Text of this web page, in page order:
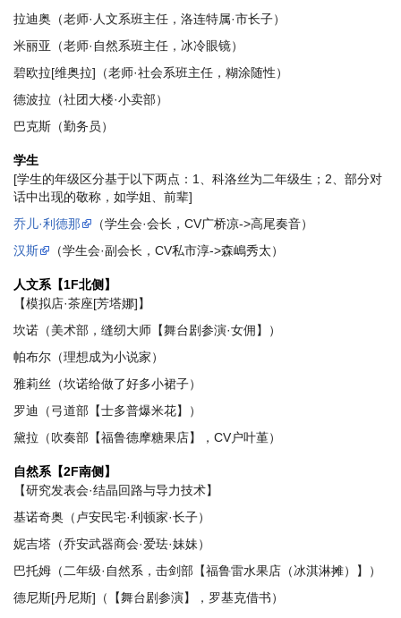
拉迪奥（老师·人文系班主任，洛连特属·市长子）
米丽亚（老师·自然系班主任，冰冷眼镜）
碧欧拉[维奥拉]（老师·社会系班主任，糊涂随性）
德波拉（社团大楼·小卖部）
巴克斯（勤务员）
学生
[学生的年级区分基于以下两点：1、科洛丝为二年级生；2、部分对
话中出现的敬称，如学姐、前辈]
乔儿·利德那
（学生会·会长，CV广桥凉->高尾奏音）
汉斯
（学生会·副会长，CV私市淳->森嶋秀太）
人文系【1F北侧】
【模拟店·茶座[芳塔娜]】
坎诺（美术部，缝纫大师【舞台剧参演·女佣】）
帕布尔（理想成为小说家）
雅莉丝（坎诺给做了好多小裙子）
罗迪（弓道部【士多普爆米花】）
黛拉（吹奏部【福鲁德摩糖果店】，CV户叶堇）
自然系【2F南侧】
【研究发表会·结晶回路与导力技术】
基诺奇奥（卢安民宅·利顿家·长子）
妮吉塔（乔安武器商会·爱珐·妹妹）
巴托姆（二年级·自然系，击剑部【福鲁雷水果店（冰淇淋摊）】）
德尼斯[丹尼斯]（【舞台剧参演】，罗基克借书）